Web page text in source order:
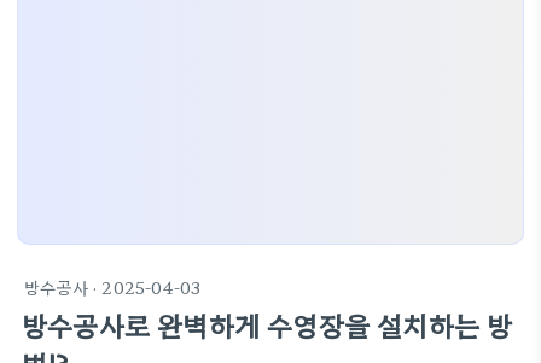
방수공사· 2025-04-03
방수공사로 완벽하게 수영장을 설치하는 방